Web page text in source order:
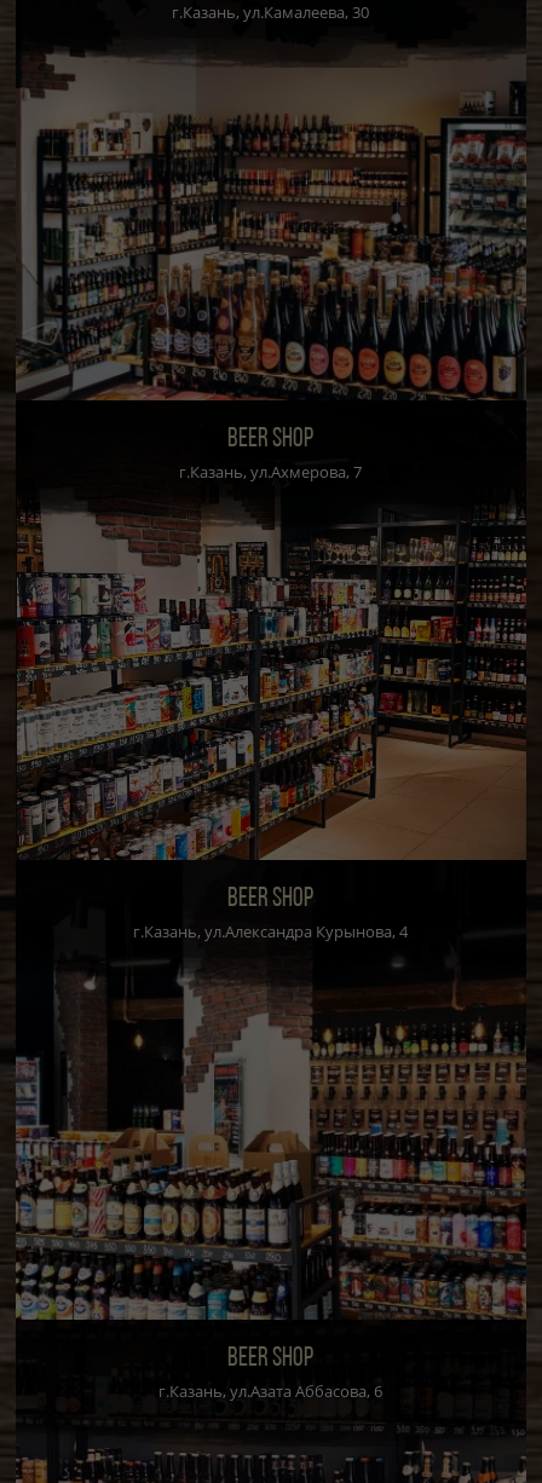
г.Казань, ул.Камалеева, 30
BEER SHOP
г.Казань, ул.Ахмерова, 7
BEER SHOP
г.Казань, ул.Александра Курынова, 4
BEER SHOP
г.Казань, ул.Азата Аббасова, 6